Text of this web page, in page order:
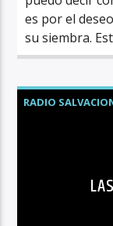
es por el
su siembra.
RADIO